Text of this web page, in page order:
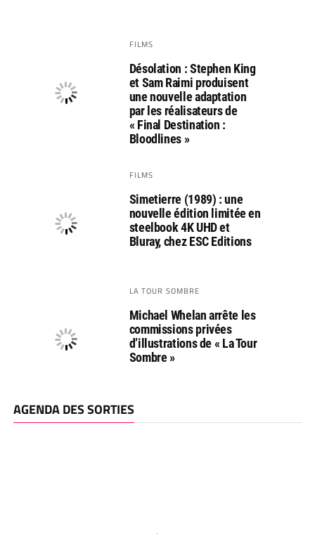
FILMS
Désolation : Stephen King
et Sam Raimi produisent
une nouvelle adaptation
par les réalisateurs de
« Final Destination :
Bloodlines »
FILMS
Simetierre (1989) : une
nouvelle édition limitée en
steelbook 4K UHD et
Bluray, chez ESC Editions
LA TOUR SOMBRE
Michael Whelan arrête les
commissions privées
d’illustrations de « La Tour
Sombre »
AGENDA DES SORTIES